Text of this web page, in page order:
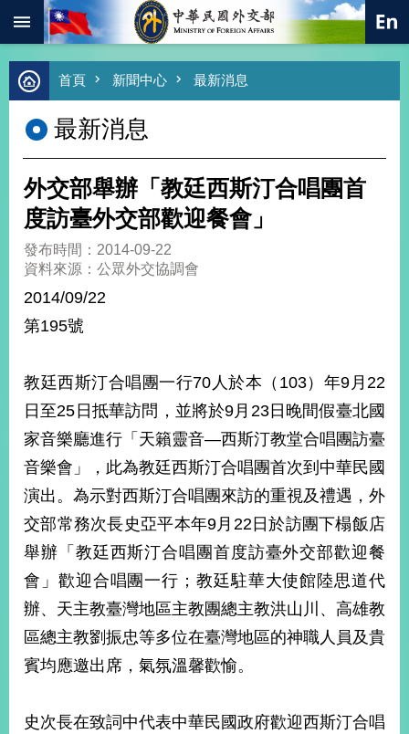
跳到主要內容區塊
進
階
尋
熱
總
合
外
價
外
交
經
濟
不
落
國
海
和
平
護
照
回
首
網
首頁 新聞中心 最新消息
最新消息
外交部舉辦「教廷西斯汀合唱團首
度訪臺外交部歡迎餐會」
發布時間：2014-09-22
資料來源：公眾外交協調會
2014/09/22
第195號
教廷西斯汀合唱團一行70人於本（103）年9月22
日至25日抵華訪問，並將於9月23日晚間假臺北國
家音樂廳進行「天籟靈音—西斯汀教堂合唱團訪臺
音樂會」，此為教廷西斯汀合唱團首次到中華民國
演出。為示對西斯汀合唱團來訪的重視及禮遇，外
交部常務次長史亞平本年9月22日於訪團下榻飯店
舉辦「教廷西斯汀合唱團首度訪臺外交部歡迎餐
會」歡迎合唱團一行；教廷駐華大使館陸思道代
辦、天主教臺灣地區主教團總主教洪山川、高雄教
區總主教劉振忠等多位在臺灣地區的神職人員及貴
賓均應邀出席，氣氛溫馨歡愉。
史次長在致詞中代表中華民國政府歡迎西斯汀合唱